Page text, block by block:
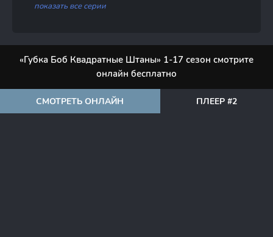
показать все серии
«Губка Боб Квадратные Штаны» 1-17 сезон смотрите
онлайн бесплатно
СМОТРЕТЬ ОНЛАЙН ПЛЕЕР #2